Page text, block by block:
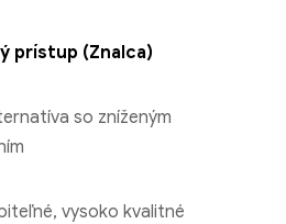
prístup (Znalca)
so zníženým
vysoko kvalitné